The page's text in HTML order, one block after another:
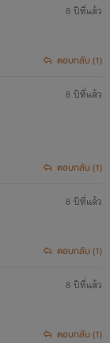
าที่จะปั่นได้นะคะ
ย
เม้นกันนะคะ
วใจของทุกคนค่ะ
8 ปีที่แล้ว
ตอบกลับ (1)
8 ปีที่แล้ว
ตอบกลับ (1)
8 ปีที่แล้ว
ตอบกลับ (1)
8 ปีที่แล้ว
ตอบกลับ (1)